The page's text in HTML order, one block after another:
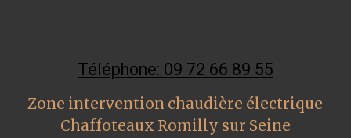
Téléphone: 09 72 66 89 55
Zone intervention chaudière électrique
Chaffoteaux Romilly sur Seine